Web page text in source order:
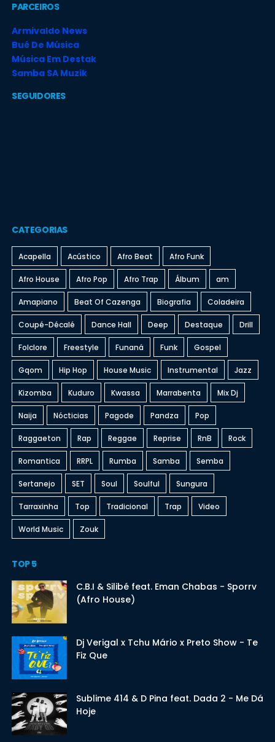
PARCEIROS
Armivaldo News
Bué De Música
Música Em Destak
Samba SA Muzik
SEGUIDORES
CATEGORIAS
Acapella Acústico Afro Beat Afro Funk
Afro House Afro Pop Afro Trap Álbum am
Amapiano Beat Of Cazenga Biografia Coladeira
Coupé-Décalé Dance Hall Deep Destaque Drill
Folclore Freestyle Funaná Funk Gospel
Gqom Hip Hop House Music Instrumental Jazz
Kizomba Kuduro Kwassa Marrabenta Mix Dj
Naija Nócticias Pagode Pandza Pop
Raggaeton Rap Reggae Reprise RnB Rock
Romantica RRPL Rumba Samba Semba
Sertanejo SET Soul Soulful Sungura
Tarraxinha Top Tradicional Trap Video
World Music Zouk
TOP 5
C.B.I & Silibé feat. Eman Chabas - Sporrv
(Afro House)
Dj Verigal x Tchu Mário x Preto Show - Te
Fiz Que
Sublime 414 & D Pina feat. Dada 2 - Me Dá
Hoje